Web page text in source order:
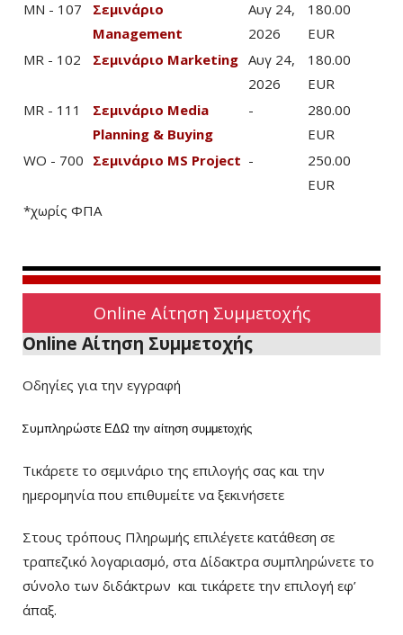
MN - 107
Σεμινάριο
Management
Αυγ 24,
2026
180.00
EUR
MR - 102
Σεμινάριο Marketing Αυγ 24,
2026
180.00
EUR
MR - 111
Σεμινάριο Media
Planning & Buying
-
280.00
EUR
WO - 700 Σεμινάριο MS Project -
250.00
EUR
*χωρίς ΦΠΑ
Online Αίτηση Συμμετοχής
Online Αίτηση Συμμετοχής
Οδηγίες για την εγγραφή
Συμπληρώστε ΕΔΩ την αίτηση συμμετοχής
Τικάρετε το σεμινάριο της επιλογής σας και την
ημερομηνία που επιθυμείτε να ξεκινήσετε
Στους τρόπους Πληρωμής επιλέγετε κατάθεση σε
τραπεζικό λογαριασμό, στα Δίδακτρα συμπληρώνετε το
σύνολο των διδάκτρων και τικάρετε την επιλογή εφ’
άπαξ.